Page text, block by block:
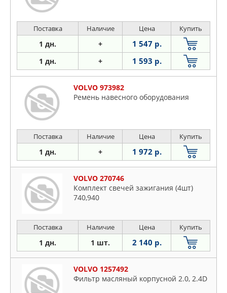
Поставка Наличие Цена Купить
1 дн. + 1 547 р.
1 дн. + 1 593 р.
VOLVO 973982
Ремень навесного оборудования
Поставка Наличие Цена Купить
1 дн. + 1 972 р.
VOLVO 270746
Комплект свечей зажигания (4шт)
740,940
Поставка Наличие Цена Купить
1 дн. 1 шт. 2 140 р.
VOLVO 1257492
Фильтр масляный корпусной 2.0, 2.4D